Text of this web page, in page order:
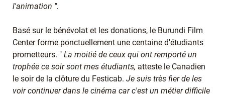
l'animation ".
Basé sur le bénévolat et les donations, le Burundi Film
Center forme ponctuellement une centaine d'étudiants
prometteurs. " La moitié de ceux qui ont remporté un
trophée ce soir sont mes étudiants, atteste le Canadien
le soir de la clôture du Festicab. Je suis très fier de les
voir continuer dans le cinéma car c'est un métier difficile